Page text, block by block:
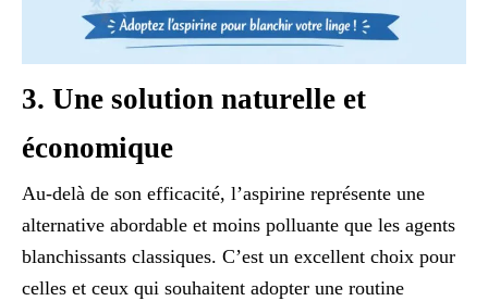
3. Une solution naturelle et
économique
Au-delà de son efficacité, l’aspirine représente une
alternative abordable et moins polluante que les agents
blanchissants classiques. C’est un excellent choix pour
celles et ceux qui souhaitent adopter une routine